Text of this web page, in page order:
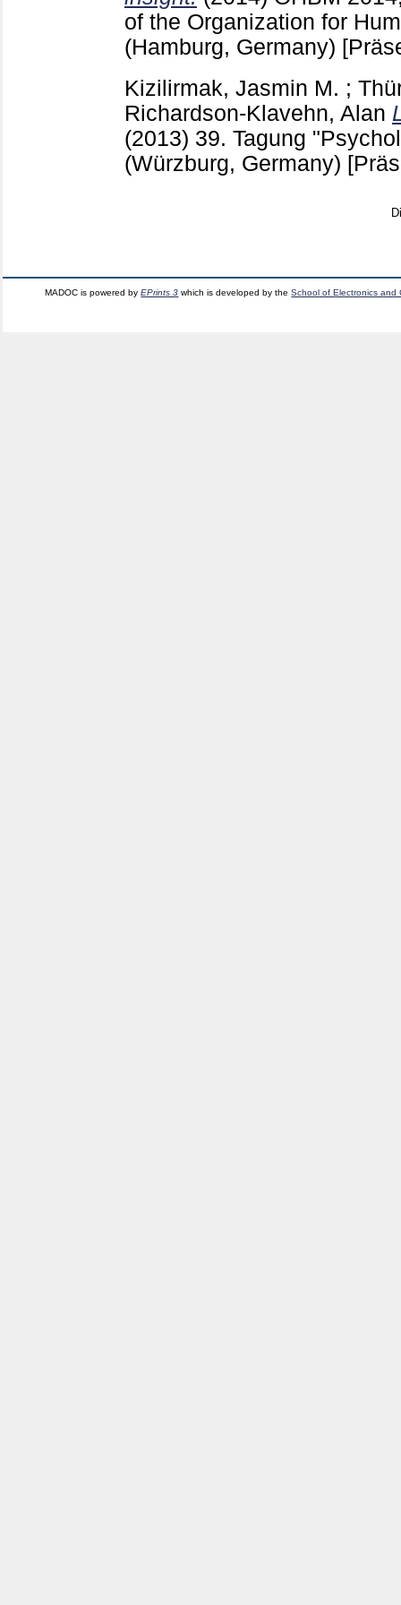
of the Organization for
(Hamburg, Germany)
Kizilirmak, Jasmin M. ;
Richardson-Klavehn, Alan
(2013) 39. Tagung
(Würzburg, Germany)
MADOC is powered byEPrints 3 which is developed by theSchool of Electronics and